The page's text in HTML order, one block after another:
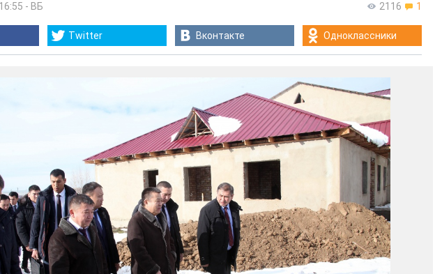
2116 1
- ВБ
Twitter Вконтакте Одноклассники